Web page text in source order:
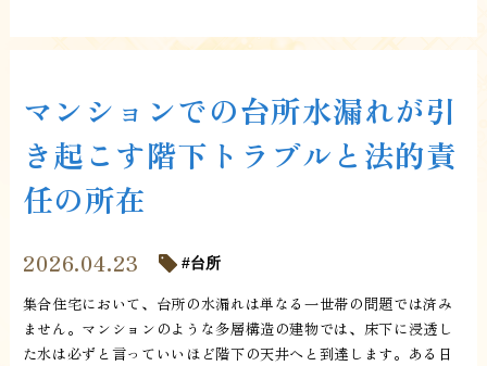
マンションでの台所水漏れが引
き起こす階下トラブルと法的責
任の所在
2026.04.23 台所
集合住宅において、台所の水漏れは単なる一世帯の問題では済み
ません。マンションのような多層構造の建物では、床下に浸透し
た水は必ずと言っていいほど階下の天井へと到達します。ある日